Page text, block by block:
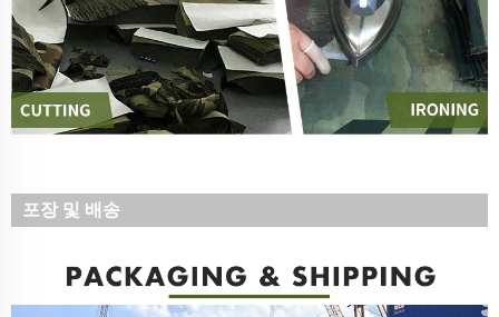
포장 및 배송